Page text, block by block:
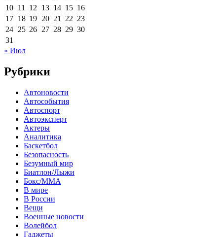
10 11 12 13 14 15 16
17 18 19 20 21 22 23
24 25 26 27 28 29 30
31
« Июл
Рубрики
Автоновости
Автособытия
Автоспорт
Автоэксперт
Актеры
Аналитика
Баскетбол
Безопасность
Безумный мир
Биатлон/Лыжи
Бокс/MMA
В мире
В России
Вещи
Военные новости
Волейбол
Гаджеты